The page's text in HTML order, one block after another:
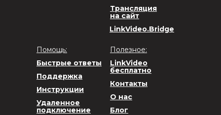
Полезное:
LinkVideo
бесплатно
О нас
Блог
Контакты
Трансляция
на сайт
LinkVideo.Bridge
Удаленное
подключение
Инструкции
Поддержка
Быстрые ответы
Помощь: